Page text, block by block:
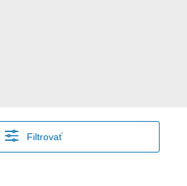
Filtrovať